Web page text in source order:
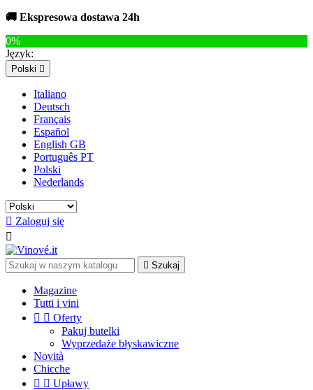
🚚 Ekspresowa dostawa 24h
0%
Język:
Polski 
Italiano
Deutsch
Français
Español
English GB
Português PT
Polski
Nederlands
 Zaloguj się

 Szukaj
Magazine
Tutti i vini
  Oferty
Pakuj butelki
Wyprzedaże błyskawiczne
Novità
Chicche
  Upławy